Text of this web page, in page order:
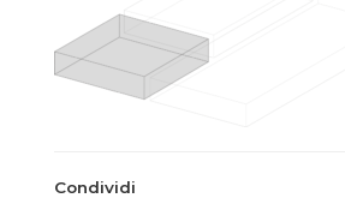
Condividi